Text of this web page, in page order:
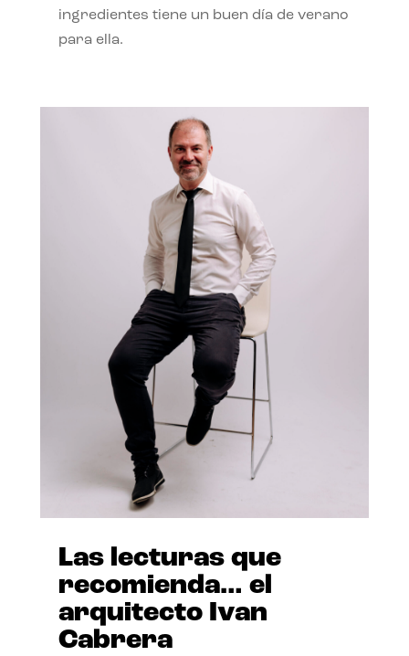
ingredientes tiene un buen día de verano
para ella.
Las lecturas que
recomienda… el
arquitecto Ivan
Cabrera